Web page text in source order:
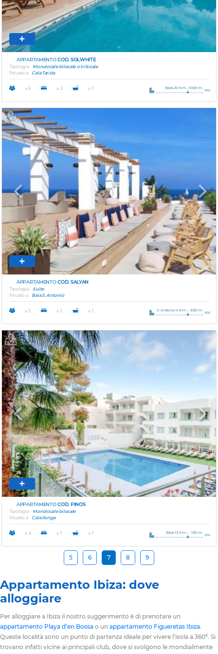
APPARTAMENTOCOD. SOLWHITE
Tipologia
Monolocale bilocale o trilcoale
Situato a
Cala Tarida
x 6 x 2 x 1 Ibiza 20 Km 1000 m.
Previous Next
APPARTAMENTOCOD. SALYAN
Tipologia
Suite
Situato a
Baia S. Antonio
x 5 x 1 x 1 S. Antonio 4 Km 600 m.
Previous Next
APPARTAMENTOCOD. PINOS
Tipologia
Monolocale bilocale
Situato a
Cala llonga
x 4 x 1 x 1 Ibiza 13 Km 100 m.
5 6 7 8 9
Appartamento Ibiza: dove
alloggiare
Per alloggiare a Ibiza il nostro suggerimento è di prenotare un
appartamento Playa d’en Bossa o un appartamento Figueretas Ibiza.
Queste località sono un punto di partenza ideale per vivere l’isola a 360º. Si
trovano infatti vicine ai principali club, dove si svolgono le mondialmente